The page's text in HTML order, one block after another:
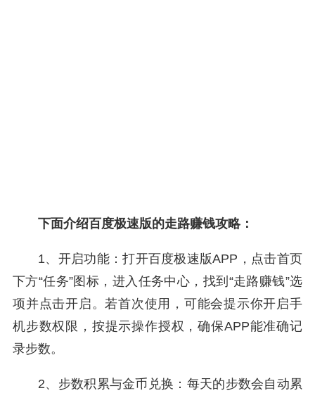
下面介绍百度极速版的走路赚钱攻略：
1、开启功能：打开百度极速版APP，点击首页
下方“任务”图标，进入任务中心，找到“走路赚钱”选
项并点击开启。若首次使用，可能会提示你开启手
机步数权限，按提示操作授权，确保APP能准确记
录步数。
2、步数积累与金币兑换：每天的步数会自动累